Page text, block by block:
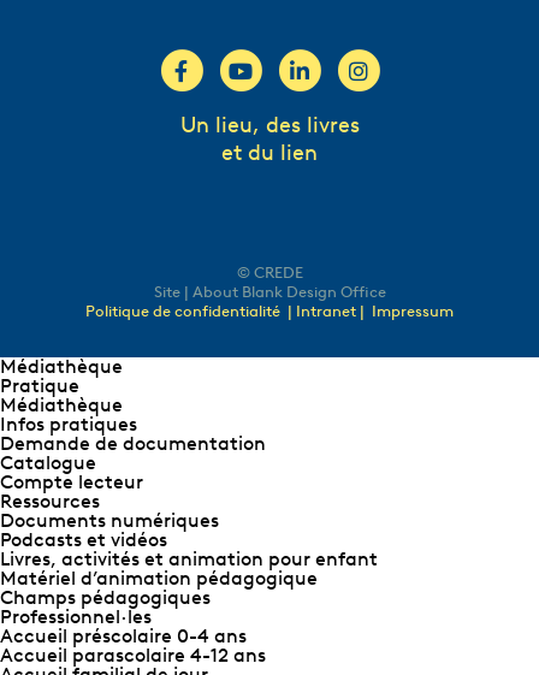
Un lieu, des livres
et du lien
© CREDE
Site | About Blank Design Office
Politique de confidentialité | Intranet | Impressum
Médiathèque
Pratique
Médiathèque
Infos pratiques
Demande de documentation
Catalogue
Compte lecteur
Ressources
Documents numériques
Podcasts et vidéos
Livres, activités et animation pour enfant
Matériel d’animation pédagogique
Champs pédagogiques
Professionnel∙les
Accueil préscolaire 0-4 ans
Accueil parascolaire 4-12 ans